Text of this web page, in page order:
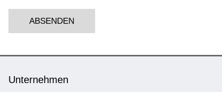
ABSENDEN
Unternehmen